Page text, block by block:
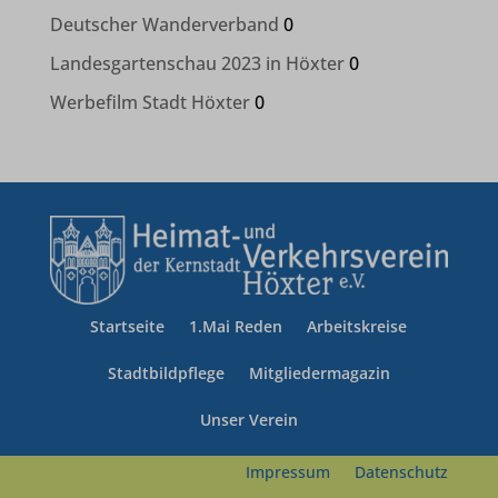
Deutscher Wanderverband 0
Landesgartenschau 2023 in Höxter0
Werbefilm Stadt Höxter0
Startseite 1.Mai Reden Arbeitskreise
Stadtbildpflege Mitgliedermagazin
Unser Verein
Impressum Datenschutz
Details anzeigen
et-editing-post-*
et-saving-post-*
www.gstatic.com
www.hoexter.de
www.landesgartenschau-hoexter.de